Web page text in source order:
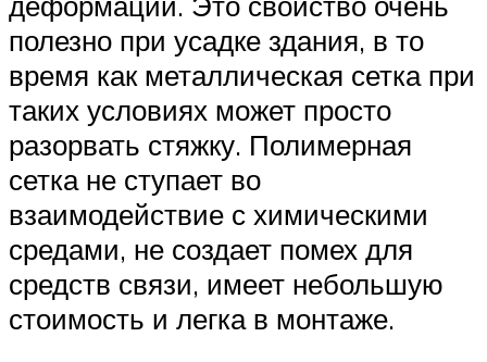
полезно при усадке здания, в то
время как металлическая сетка при
таких условиях может просто
разорвать стяжку. Полимерная
сетка не ступает во
взаимодействие с химическими
средами, не создает помех для
средств связи, имеет небольшую
стоимость и легка в монтаже.